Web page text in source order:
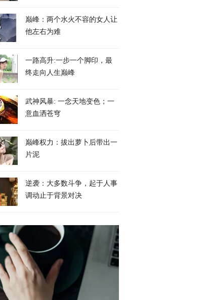
巅峰：两个水火不容的女人让
他左右为难
一路高升:一步一个脚印，最
终走向人生巅峰
武神风暴: 一念天地变色；一
意血洒苍穹
巅峰权力：拔出萝卜后带出一
片泥
逆袭：大多数斗争，起于人事
调动止于背景对决